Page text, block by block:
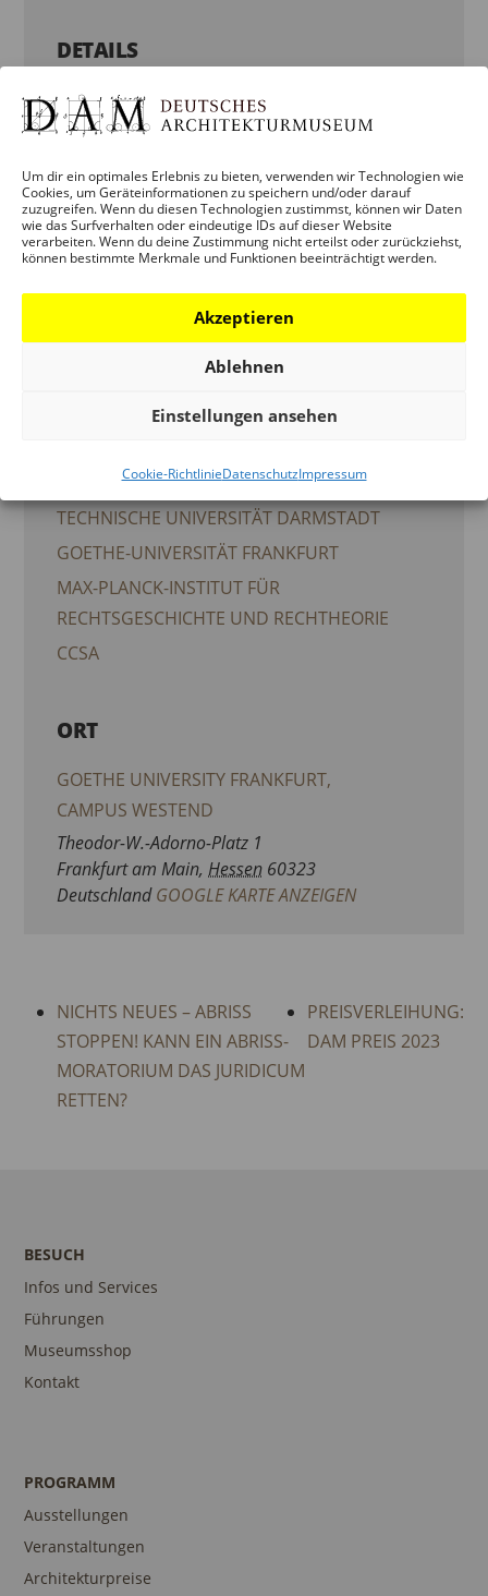
Um dir ein optimales Erlebnis zu bieten, verwenden wir Technologien wie
Cookies, um Geräteinformationen zu speichern und/oder darauf
zuzugreifen. Wenn du diesen Technologien zustimmst, können wir Daten
wie das Surfverhalten oder eindeutige IDs auf dieser Website
verarbeiten. Wenn du deine Zustimmung nicht erteilst oder zurückziehst,
können bestimmte Merkmale und Funktionen beeinträchtigt werden.
Akzeptieren
Ablehnen
Einstellungen ansehen
Cookie-RichtlinieDatenschutzImpressum
DETAILS
Datum:
19. Januar 2023
Zeit:
18:00
Veranstaltungskategorien:
ERWACHSENE,VERANSTALTUNG,
ORT
GOETHE UNIVERSITY FRANKFURT,
CAMPUS WESTEND
Theodor-W.-Adorno-Platz 1
Frankfurt am Main, Hessen 60323
Deutschland GOOGLE KARTE ANZEIGEN
ORGANISATOREN
TECHNISCHE UNIVERSITÄT DARMSTADT
GOETHE-UNIVERSITÄT FRANKFURT
MAX-PLANCK-INSTITUT FÜR
RECHTSGESCHICHTE UND RECHTHEORIE
CCSA
NICHTS NEUES – ABRISS
STOPPEN! KANN EIN ABRISS-
MORATORIUM DAS JURIDICUM
RETTEN?
PREISVERLEIHUNG:
DAM PREIS 2023
BESUCH
Infos und Services
Führungen
Museumsshop
Kontakt
PROGRAMM
Ausstellungen
Veranstaltungen
Architekturpreise